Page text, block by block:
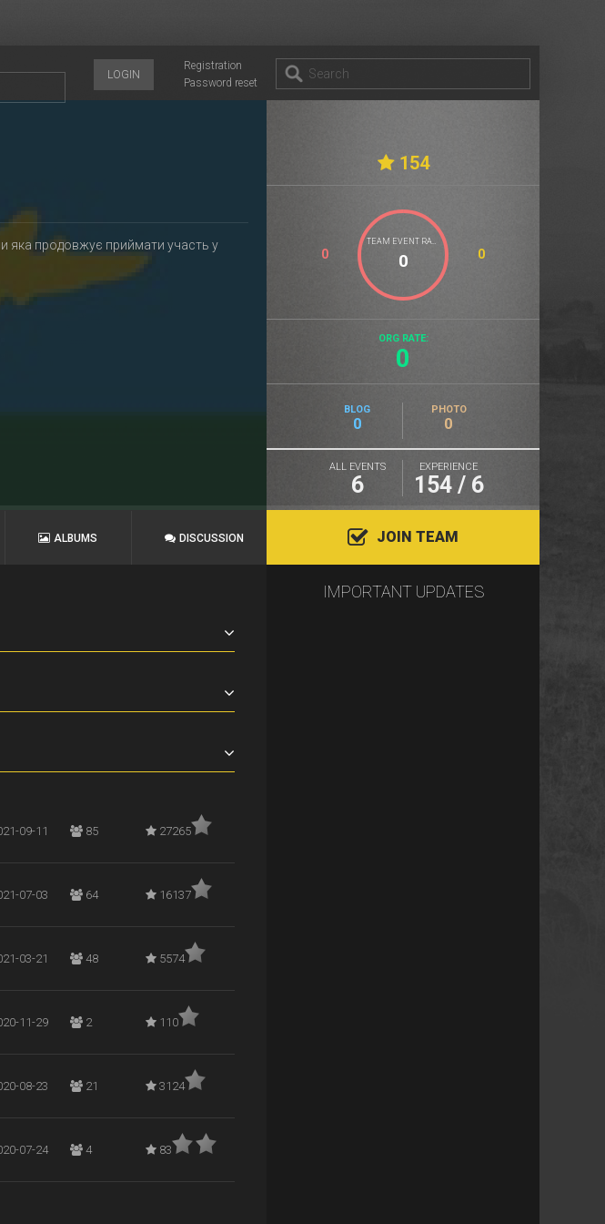
Registration
Password reset
LOGIN
яка продовжує приймати участь у
154
0 0
ORG RATE:
0
BLOG
0
PHOTO
0
ALL EVENTS
6
EXPERIENCE
154 / 6
ALBUMS DISCUSSION JOIN TEAM
09-11 85 27265
07-03 64 16137
03-21 48 5574
11-29 2 110
08-23 21 3124
07-24 4 83
IMPORTANT UPDATES